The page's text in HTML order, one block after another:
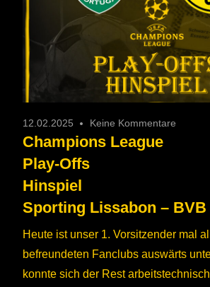
12.02.2025 Keine Kommentare
Champions League
Play-Offs
Hinspiel
Sporting Lissabon – BVB
Heute ist unser 1. Vorsitzender mal
befreundeten Fanclubs auswärts
konnte sich der Rest